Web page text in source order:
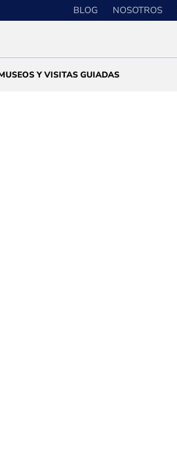
BLOG NOSOTROS
Y VISITAS GUIADAS